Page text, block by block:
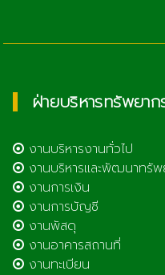
ฝ่ายบริหารทรัพยาก
งานบริหารงานทั่วไป
งานบริหารและพัฒนาทรั
งานการเงิน
งานการบัญชี
งานพัสดุ
งานอาคารสถานที่
งานทะเบียน